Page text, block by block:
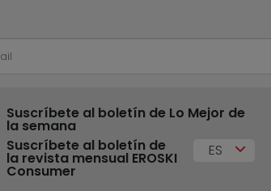
Suscríbete al boletín de Lo Mejor de
la semana
Suscríbete al boletín de
la revista mensual EROSKI
Consumer
ES